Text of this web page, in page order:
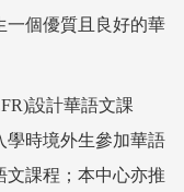
一個優質且良好的華
設計華語文課
學時境外生參加華語
文課程；本中心亦推